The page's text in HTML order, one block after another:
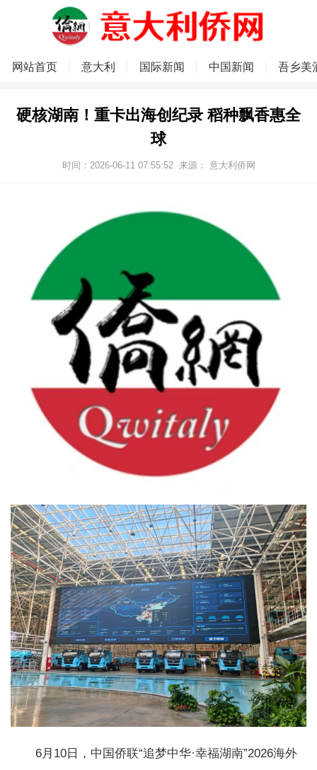
网站首页 意大利 国际新闻 中国新闻 吾乡美
硬核湖南！重卡出海创纪录 稻种飘香惠全
球
时间：2026-06-11 07:55:52 来源： 意大利侨网
6月10日，中国侨联“追梦中华·幸福湖南”2026海外